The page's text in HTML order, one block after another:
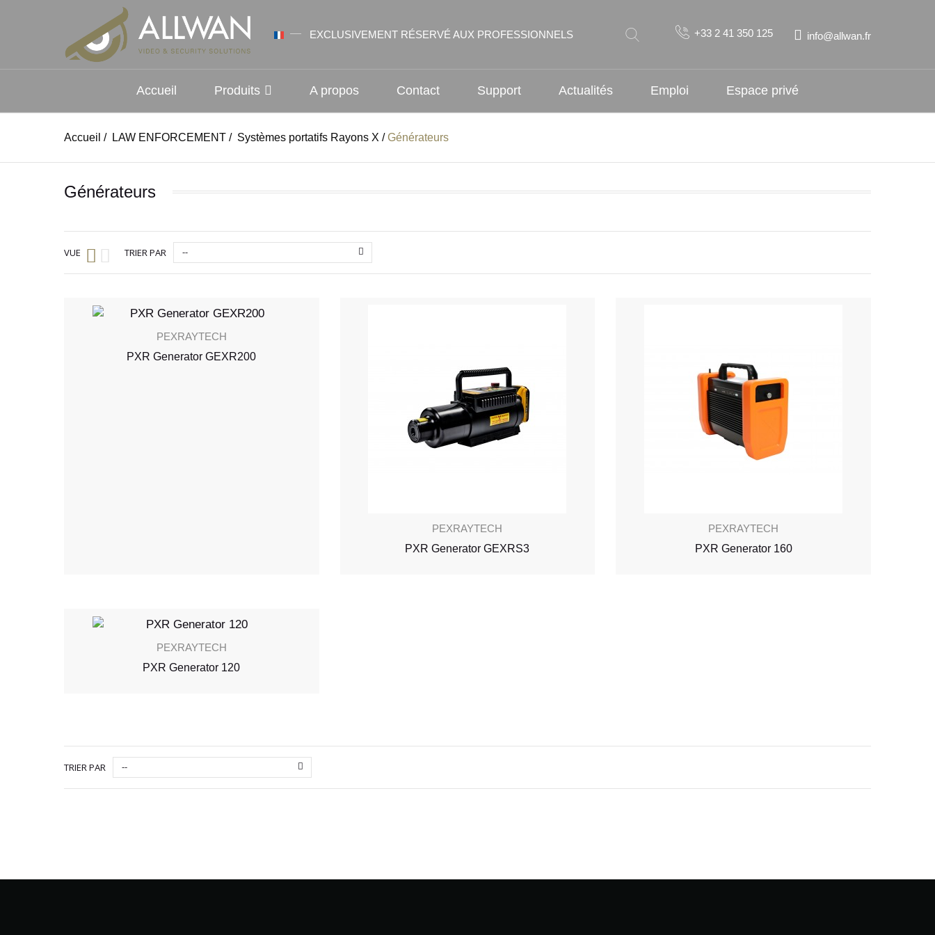
EXCLUSIVEMENT RÉSERVÉ AUX PROFESSIONNELS +33 2 41 350 125 info@allwan.fr
Accueil Produits A propos Contact Support Actualités Emploi Espace privé
Accueil / LAW ENFORCEMENT / Systèmes portatifs Rayons X / Générateurs
Générateurs
VUE TRIER PAR --
PEXRAYTECH
PXR Generator GEXR200
PEXRAYTECH
PXR Generator GEXRS3
PEXRAYTECH
PXR Generator 160
PEXRAYTECH
PXR Generator 120
TRIER PAR --